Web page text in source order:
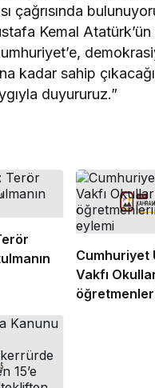
çağrısında
Kemal
kadar sahip
duyururuz.”
Cumhuriyet
Vakfı